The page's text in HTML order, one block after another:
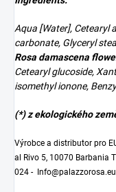
Aqua [Water], Cetearyl
carbonate, Glyceryl
Rosa damascena
Cetearyl glucoside,
isomethyl ionone,
(*) z ekologického
Výrobce a distributor pro
al Rivo 5, 10070 Barbania
024 - Info@palazzorosa.eu